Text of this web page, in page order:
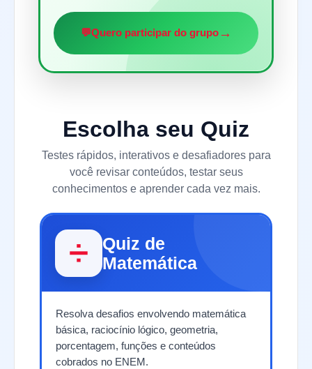
💬Quero participar do grupo→
Escolha seu Quiz
Testes rápidos, interativos e desafiadores para
você revisar conteúdos, testar seus
conhecimentos e aprender cada vez mais.
➗
Quiz de
Matemática
Resolva desafios envolvendo matemática
básica, raciocínio lógico, geometria,
porcentagem, funções e conteúdos
cobrados no ENEM.